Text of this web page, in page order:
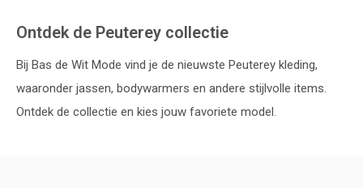
Ontdek de Peuterey collectie
Bij Bas de Wit Mode vind je de nieuwste Peuterey kleding,
waaronder jassen, bodywarmers en andere stijlvolle items.
Ontdek de collectie en kies jouw favoriete model.